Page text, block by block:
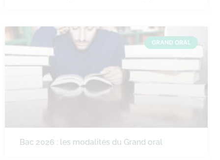
GRAND ORAL
Bac 2026 : les modalités du Grand oral